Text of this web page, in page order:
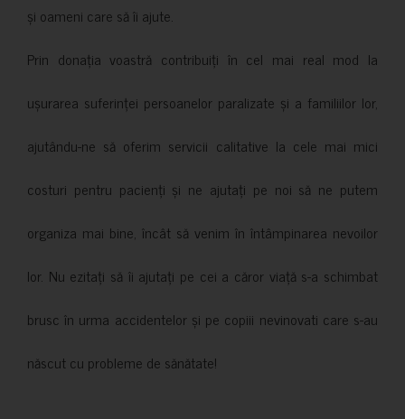
și oameni care să îi ajute.
Prin donația voastră contribuiți în cel mai real mod la
ușurarea suferinței persoanelor paralizate și a familiilor lor,
ajutându-ne să oferim servicii calitative la cele mai mici
costuri pentru pacienți și ne ajutați pe noi să ne putem
organiza mai bine, încât să venim în întâmpinarea nevoilor
lor. Nu ezitați să îi ajutați pe cei a căror viață s-a schimbat
brusc în urma accidentelor și pe copiii nevinovati care s-au
născut cu probleme de sănătate!